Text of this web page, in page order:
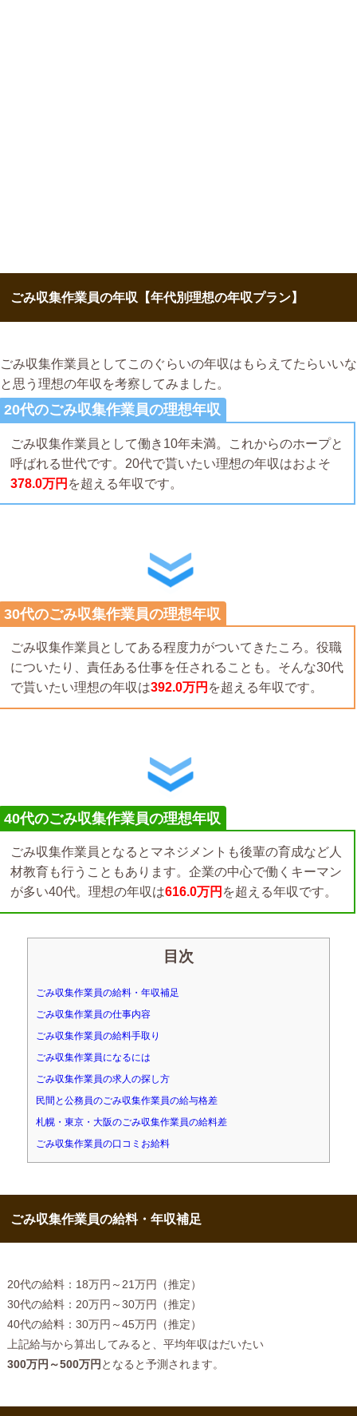
ごみ収集作業員の年収【年代別理想の年収プラン】
ごみ収集作業員としてこのぐらいの年収はもらえてたらいいな
と思う理想の年収を考察してみました。
20代のごみ収集作業員の理想年収
ごみ収集作業員として働き10年未満。これからのホープと
呼ばれる世代です。20代で貰いたい理想の年収はおよそ
378.0万円 を超える年収です。
30代のごみ収集作業員の理想年収
ごみ収集作業員としてある程度力がついてきたころ。役職
についたり、責任ある仕事を任されることも。そんな30代
で貰いたい理想の年収は392.0万円 を超える年収です。
40代のごみ収集作業員の理想年収
ごみ収集作業員となるとマネジメントも後輩の育成など人
材教育も行うこともあります。企業の中心で働くキーマン
が多い40代。理想の年収は616.0万円 を超える年収です。
目次
ごみ収集作業員の給料・年収補足
ごみ収集作業員の仕事内容
ごみ収集作業員の給料手取り
ごみ収集作業員になるには
ごみ収集作業員の求人の探し方
民間と公務員のごみ収集作業員の給与格差
札幌・東京・大阪のごみ収集作業員の給料差
ごみ収集作業員の口コミお給料
ごみ収集作業員の給料・年収補足
20代の給料：18万円～21万円（推定）
30代の給料：20万円～30万円（推定）
40代の給料：30万円～45万円（推定）
上記給与から算出してみると、平均年収はだいたい
300万円～500万円 となると予測されます。